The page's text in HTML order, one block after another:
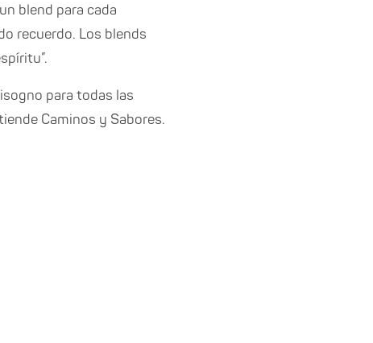
blend para cada
recuerdo. Los blends
para todas las
Caminos y Sabores.